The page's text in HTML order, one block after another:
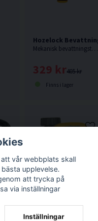
Hozelock
Mekanisk bevattningstimer utan batteri från Hozelock.
405 kr
329 kr
Finns i lager
Bevattningskontroll
Solcells drivet bevattningsset med timer som är kompatibelt med tex regnvattenstunnor.
vår webbplats skall
upplevelse.
att trycka på
via inställningar
Inställningar